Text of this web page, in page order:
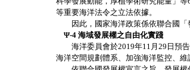
等重要海洋法令之立法依據。
因此，國家海洋政策係依聯合國「
Ψ-4 海域發展權之自由化實踐
海洋委員會於2019年11月29日預告
海洋空間規劃體系、加強海洋監控、